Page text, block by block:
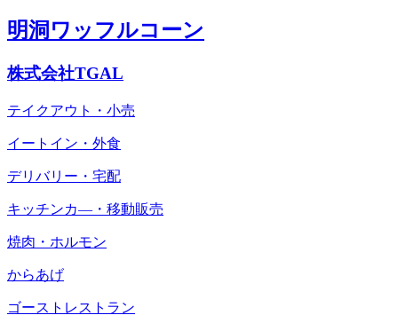
明洞ワッフルコーン
株式会社TGAL
テイクアウト・小売
イートイン・外食
デリバリー・宅配
キッチンカ―・移動販売
焼肉・ホルモン
からあげ
ゴーストレストラン